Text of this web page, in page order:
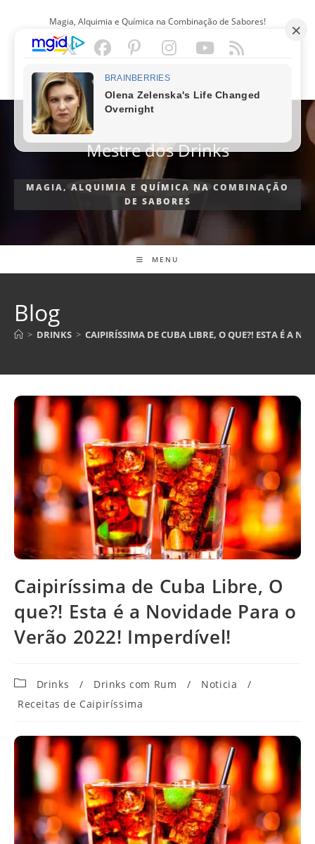
Magia, Alquimia e Química na Combinação de Sabores!
PORTUGUÊS
Mestre dos Drinks
MAGIA, ALQUIMIA E QUÍMICA NA COMBINAÇÃO
DE SABORES
MENU
Blog
> DRINKS > CAIPIRÍSSIMA DE CUBA LIBRE, O QUE?! ESTA É A
Caipiríssima de Cuba Libre, O
que?! Esta é a Novidade Para o
Verão 2022! Imperdível!
Categoria
post:
Drinks / Drinks com Rum / Noticia
/
Receitas de Caipiríssima